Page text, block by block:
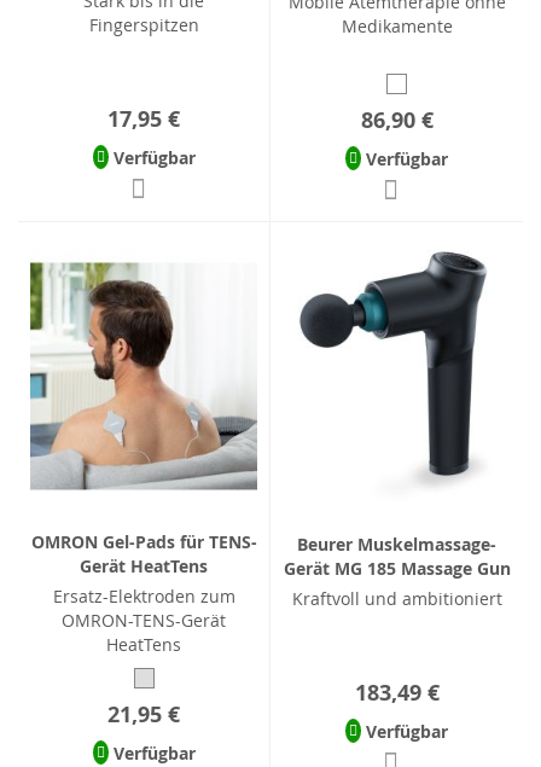
Fingerspitzen
17,95 €
Verfügbar
Medikamente
86,90 €
Verfügbar
OMRON Gel-Pads für TENS-
Gerät HeatTens
Ersatz-Elektroden zum
OMRON-TENS-Gerät
HeatTens
21,95 €
Verfügbar
Beurer Muskelmassage-
Gerät MG 185 Massage Gun
Kraftvoll und ambitioniert
183,49 €
Verfügbar